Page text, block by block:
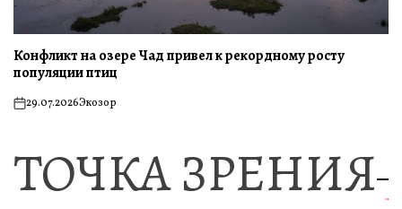
Конфликт на озере Чад привел к рекордному росту
популяции птиц
on29.07.2026Экозор
ТОЧКА ЗРЕНИЯ